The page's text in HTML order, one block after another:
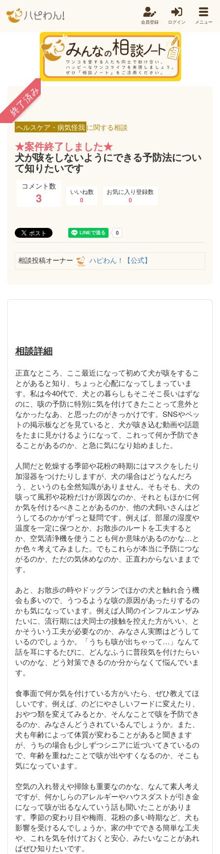
会員登録 ログイン メニュー
終了済み
咳
ヘルスケア・病気怪我 に関する相談
★案件終了しました★
犬が咳をしないようにできる予防法につい
て知りたいです
コメント数
3 いいね数
0
お気に入り登録数
0
相談投稿オーナー ハピわん！【公式】
相談詳細
正直なところ、ここ最近になって初めて犬が咳をするこ
とがあると知り、ちょっと心配になってしまっていま
す。私は今40代で、犬との暮らしもそこそこ長いはずな
のに、咳の予防に特別に気を付けてきたことって意外と
なかったなあ、と思ったのがきっかけです。SNSやペッ
トの掲示板などを見ていると、犬が咳き込む動画や話題
をたまに見かけるようになって、これって何か予防でき
ることがあるのか、と急に気になり始めました。
人間だと乾燥する季節や花粉の時期にはマスクをしたり
加湿器をつけたりしますが、犬の場合はどうなんだろ
う、というのも全然知識がありません。そもそも、犬の
咳って風邪や花粉だけが原因なのか、それともほかに何
か気を付けるべきことがあるのか、他の犬飼いさんはど
うしてるのかがずっと疑問です。例えば、部屋の湿度や
温度を一定に保つとか、お散歩のルートを工夫すると
か、空気清浄機を使うことも何か意味があるのかな…と
か色々考えてみました。でもこれらが本当に予防につな
がるのか、ただの気休めなのか、正直わからないままで
す。
あと、お散歩の時やドッグランでほかの犬と触れ合う機
会も多いので、うつるような咳の原因があったりするの
かも気になっています。例えば人間のインフルエンザみ
たいに、流行期には犬同士の接触を控えた方がいい、と
かそういう工夫が必要なのか、みなさん実際はどうして
いるのでしょうか。「うちも咳が出ちゃって…」なんて
話を耳にするたびに、どんなふうに普段気を付けたらい
いのかな、どう対策できるのか分からなくて悩んでいま
す。
食事面で何か気を付けている方がいたら、ぜひ教えてほ
しいです。例えば、のどにやさしいフードに変えたり、
おやつ類を変えてみるとか、そんなことで咳を予防でき
るのか、みなさんどうされているんでしょうか。また、
犬も年齢によって体質が変わることがあると聞きます
が、うちの場合も少しずつシニアに近づいてきているの
で、年齢を重ねたことで咳が出やすくなるのか、そこも
気になっています。
空気の入れ替えや掃除も重要なのかな、なんて素人考え
ですが、何かしらのアレルギーやハウスダストが引き金
になって咳が出るなんていう話も聞いたことがありま
す。季節の変わり目や梅雨、花粉の多い時期など、犬も
影響を受けるんでしょうか。家の中でできる簡単な工夫
や、これを気を付けておくと安心、みたいなことがあれ
ばぜひ知りたいです。